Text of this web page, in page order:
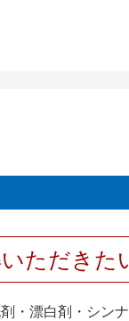
ただきた
漂白剤・シン